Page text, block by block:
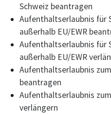
Schweiz beantragen
Aufenthaltserlaubnis für
außerhalb EU/EWR
Aufenthaltserlaubnis für
außerhalb EU/EWR
Aufenthaltserlaubnis
beantragen
Aufenthaltserlaubnis
verlängern